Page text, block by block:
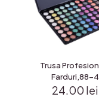
Trusa
Farduri,88-4
24.00 lei